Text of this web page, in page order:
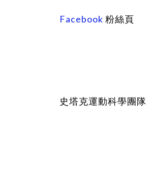
Facebook 粉絲頁
史塔克運動科學團隊